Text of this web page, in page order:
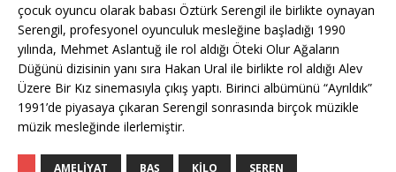
çocuk oyuncu olarak babası Öztürk Serengil ile birlikte oynayan
Serengil, profesyonel oyunculuk mesleğine başladığı 1990
yılında, Mehmet Aslantuğ ile rol aldığı Öteki Olur Ağaların
Düğünü dizisinin yanı sıra Hakan Ural ile birlikte rol aldığı Alev
Üzere Bir Kız sinemasıyla çıkış yaptı. Birinci albümünü “Ayrıldık”
1991’de piyasaya çıkaran Serengil sonrasında birçok müzikle
müzik mesleğinde ilerlemiştir.
AMELIYAT BAŞ KILO SEREN